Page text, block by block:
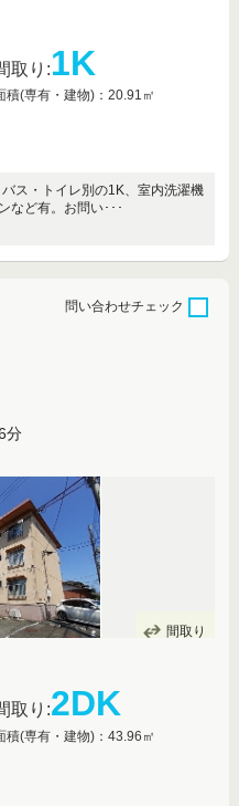
取り:1K
積(専有・建物)：20.91㎡
ス・トイレ別の1K、室内洗濯機
など有。お問い･･･
分
問い合わせチェック
間取り
取り:2DK
積(専有・建物)：43.96㎡